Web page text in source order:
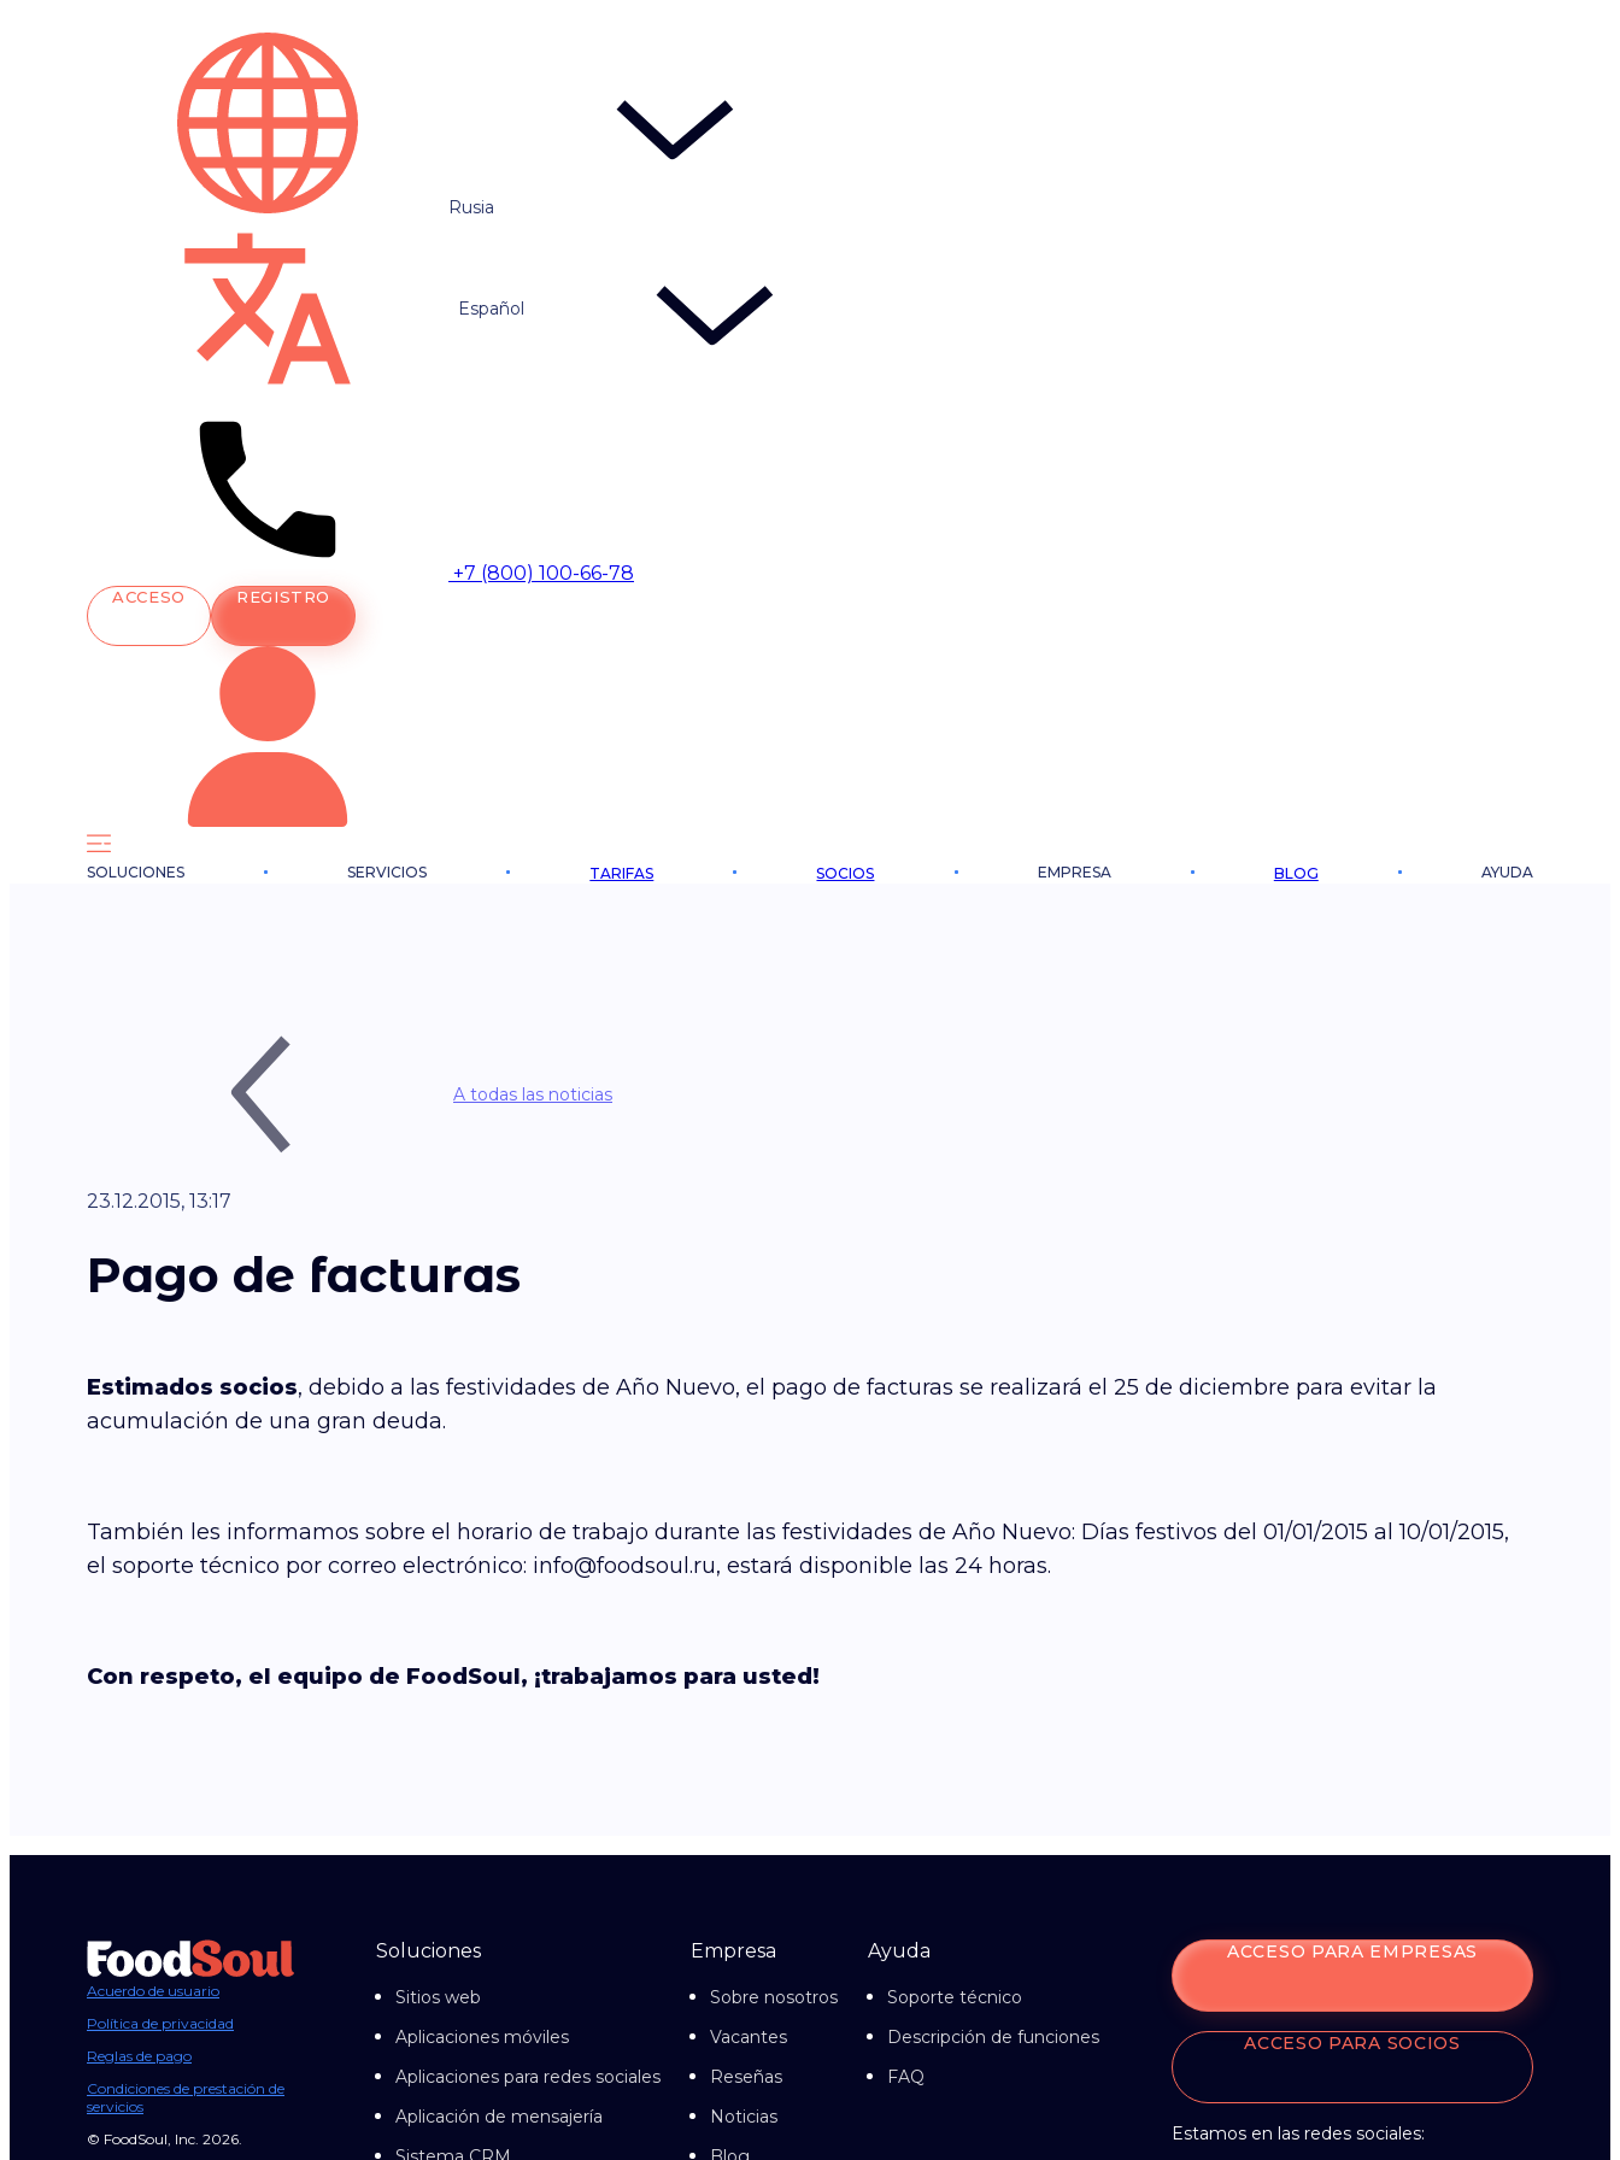
Rusia
Español
+7 (800) 100-66-78
ACCESO REGISTRO
SOLUCIONES SERVICIOS TARIFAS SOCIOS EMPRESA BLOG AYUDA
A todas las noticias
23.12.2015, 13:17
Pago de facturas
Estimados socios, debido a las festividades de Año Nuevo, el pago de facturas se realizará el 25 de diciembre para evitar la
acumulación de una gran deuda.
También les informamos sobre el horario de trabajo durante las festividades de Año Nuevo: Días festivos del 01/01/2015 al 10/01/2015,
el soporte técnico por correo electrónico: info@foodsoul.ru, estará disponible las 24 horas.
Con respeto, el equipo de FoodSoul, ¡trabajamos para usted!
Acuerdo de usuario
Política de privacidad
Reglas de pago
Condiciones de prestación de
servicios
© FoodSoul, Inc. 2026.
Soluciones
Sitios web
Aplicaciones móviles
Aplicaciones para redes sociales
Aplicación de mensajería
Empresa
Sobre nosotros
Vacantes
Reseñas
Noticias
Ayuda
Soporte técnico
Descripción de funciones
FAQ
ACCESO PARA EMPRESAS
ACCESO PARA SOCIOS
Estamos en las redes sociales: